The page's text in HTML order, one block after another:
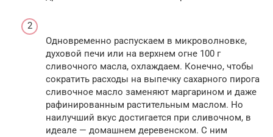
Одновременно распускаем в микроволновке,
духовой печи или на верхнем огне 100 г
сливочного масла, охлаждаем. Конечно, чтобы
сократить расходы на выпечку сахарного пирога
сливочное масло заменяют маргарином и даже
рафинированным растительным маслом. Но
наилучший вкус достигается при сливочном, в
идеале — домашнем деревенском. С ним